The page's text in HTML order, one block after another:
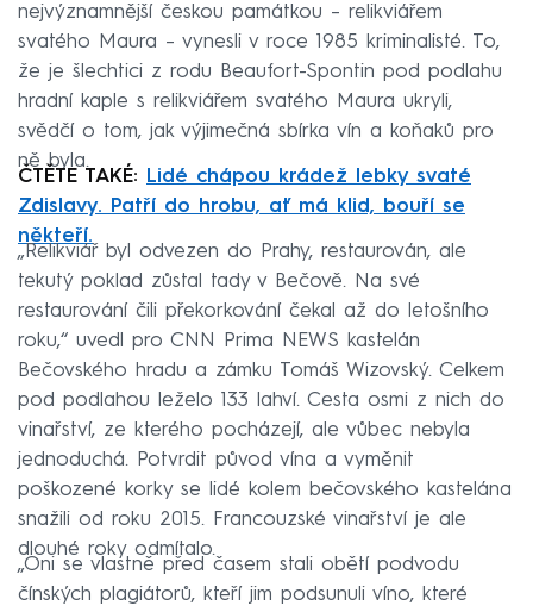
nejvýznamnější českou památkou – relikviářem
svatého Maura – vynesli v roce 1985 kriminalisté. To,
že je šlechtici z rodu Beaufort-Spontin pod podlahu
hradní kaple s relikviářem svatého Maura ukryli,
svědčí o tom, jak výjimečná sbírka vín a koňaků pro
ně byla.
ČTĚTE TAKÉ:
Lidé chápou krádež lebky svaté
Zdislavy. Patří do hrobu, ať má klid, bouří se
někteří.
„Relikviář byl odvezen do Prahy, restaurován, ale
tekutý poklad zůstal tady v Bečově. Na své
restaurování čili překorkování čekal až do letošního
roku,“ uvedl pro CNN Prima NEWS kastelán
Bečovského hradu a zámku Tomáš Wizovský. Celkem
pod podlahou leželo 133 lahví. Cesta osmi z nich do
vinařství, ze kterého pocházejí, ale vůbec nebyla
jednoduchá. Potvrdit původ vína a vyměnit
poškozené korky se lidé kolem bečovského kastelána
snažili od roku 2015. Francouzské vinařství je ale
dlouhé roky odmítalo.
„Oni se vlastně před časem stali obětí podvodu
čínských plagiátorů, kteří jim podsunuli víno, které